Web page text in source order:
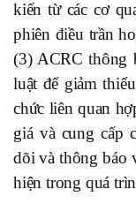
kiến từ các cơ
phiên điều trần
(3) ACRC thông
luật để giảm
chức liên quan
giá và cung cấp
dõi và thông báo
hiện trong quá